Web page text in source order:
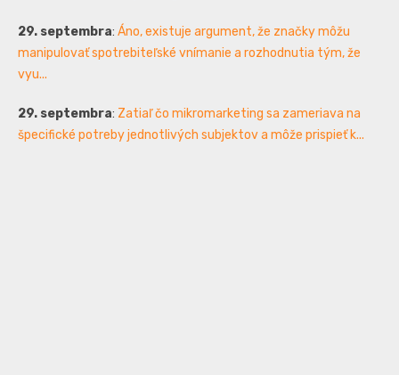
29. septembra: Áno, existuje argument, že značky môžu
manipulovať spotrebiteľské vnímanie a rozhodnutia tým, že
vyu...
29. septembra: Zatiaľ čo mikromarketing sa zameriava na
špecifické potreby jednotlivých subjektov a môže prispieť k...